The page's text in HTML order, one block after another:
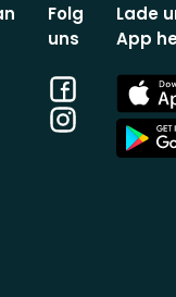
Folg
uns
Facebook
Instagram
Lade
App
App
Store
App
Store